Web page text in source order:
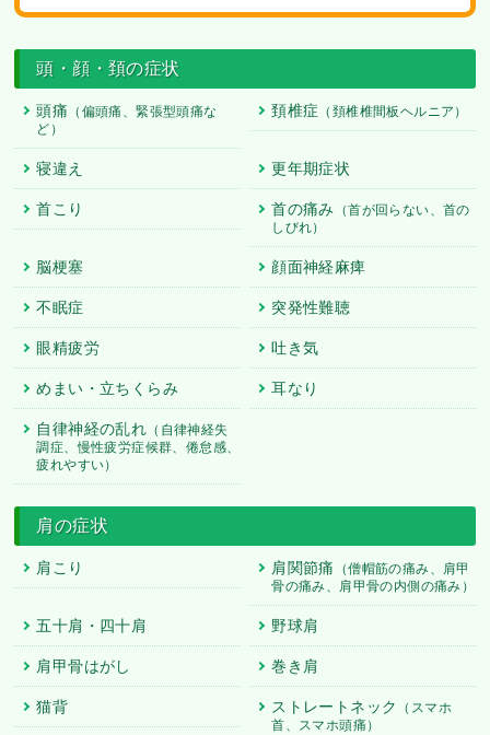
頭・顔・頚の症状
頭痛 （偏頭痛、緊張型頭痛な
ど）
頚椎症 （頚椎椎間板ヘルニア）
寝違え 更年期症状
首こり 首の痛み
（首が回らない、首の
しびれ）
脳梗塞 顔面神経麻痺
不眠症 突発性難聴
眼精疲労 吐き気
めまい・立ちくらみ 耳なり
自律神経の乱れ （自律神経失
調症、慢性疲労症候群、倦怠感、
疲れやすい）
肩の症状
肩こり 肩関節痛
（僧帽筋の痛み、肩甲
骨の痛み、肩甲骨の内側の痛み）
五十肩・四十肩 野球肩
肩甲骨はがし 巻き肩
猫背 ストレートネック
（スマホ
首、スマホ頭痛）